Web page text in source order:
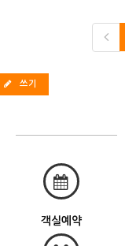
쓰기
객실예약